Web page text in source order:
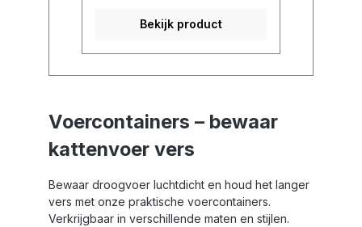
Bekijk product
Voercontainers – bewaar
kattenvoer vers
Bewaar droogvoer luchtdicht en houd het langer
vers met onze praktische voercontainers.
Verkrijgbaar in verschillende maten en stijlen.